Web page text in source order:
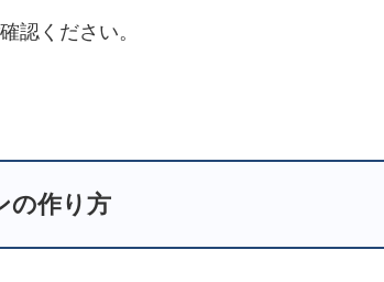
認ください。
の作り方